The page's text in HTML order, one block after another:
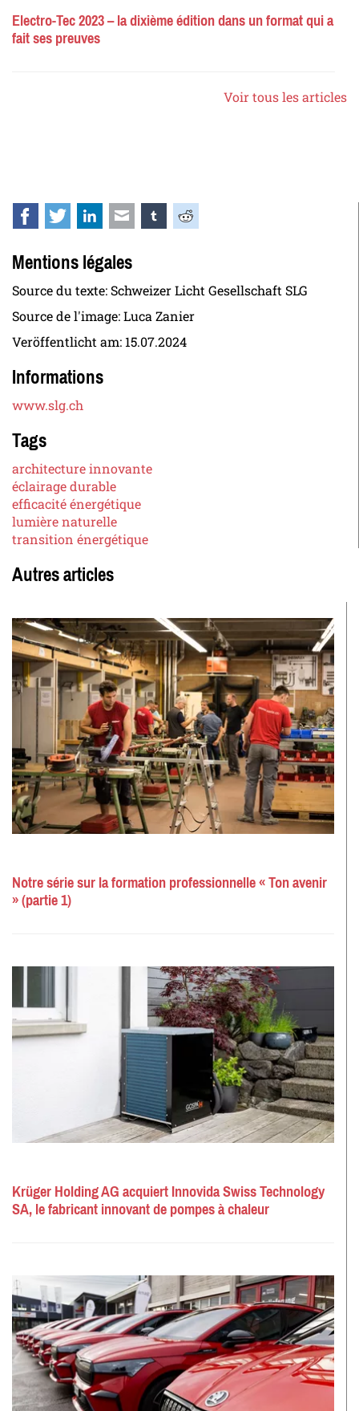
Electro-Tec 2023 – la dixième édition dans un format qui a
fait ses preuves
Voir tous les articles
Facebook
TwitterLinkedInE-mail tumblrReddit
Mentions légales
Source du texte: Schweizer Licht Gesellschaft SLG
Source de l'image: Luca Zanier
Veröffentlicht am: 15.07.2024
Informations
www.slg.ch
Tags
architecture innovante
éclairage durable
efficacité énergétique
lumière naturelle
transition énergétique
Autres articles
Notre série sur la formation professionnelle « Ton avenir
» (partie 1)
Krüger Holding AG acquiert Innovida Swiss Technology
SA, le fabricant innovant de pompes à chaleur